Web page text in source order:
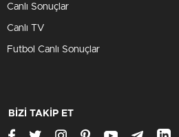
Canlı Sonuçlar
Canlı TV
Futbol Canlı Sonuçlar
BİZİ TAKİP ET